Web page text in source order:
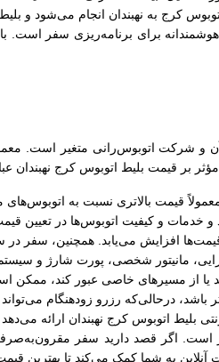
کرج به نهبندان انجام می‌شود و
برای برنامه‌ریزی سفر است. با
بر قیمت بلیط اتوبوس کرج نهبندان
خدمات و کیفیت اتوبوس‌ها در تعیین
افزایش می‌یابد. همچنین، سفر
مانیتور شخصی، پورت شارژ و
از مسیرهای خاصی عبور کند، ممکن
درحالی‌که رزرو زودهنگام می‌تواند
بلیط اتوبوس کرج نهبندان ارائه
است. اگر قصد دارید سفر
آنلاین به شما کمک می‌کند تا بهترین